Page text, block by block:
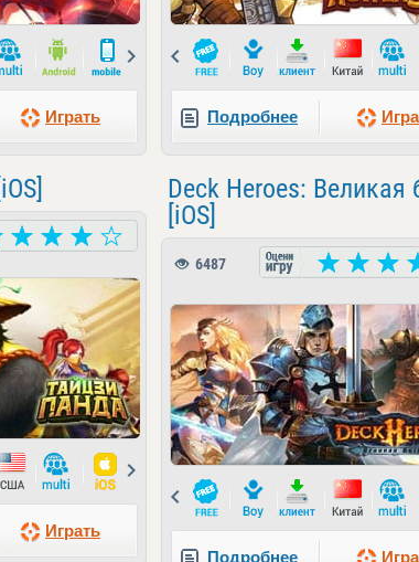
Играть
Prev
Подробнее
Играть
Deck Heroes: Великая
[iOS]
6487
Prev
Подробнее